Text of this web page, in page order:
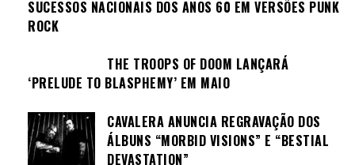
SUCESSOS NACIONAIS DOS ANOS 60 EM VERSÕES PUNK
ROCK
THE TROOPS OF DOOM LANÇARÁ
‘PRELUDE TO BLASPHEMY’ EM MAIO
CAVALERA ANUNCIA REGRAVAÇÃO DOS
ÁLBUNS “MORBID VISIONS” E “BESTIAL
DEVASTATION”